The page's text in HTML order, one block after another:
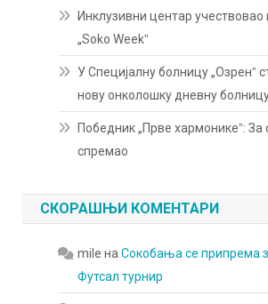
Инклузивни центар
„Soko Weekˮ
У Специјалну болницу „Озренˮ
нову онколошку дневну
Победник „Прве хармоникеˮ: За
спремао
СКОРАШЊИ КОМЕНТАРИ
mile наСокобања се припрема
Футсал турнир